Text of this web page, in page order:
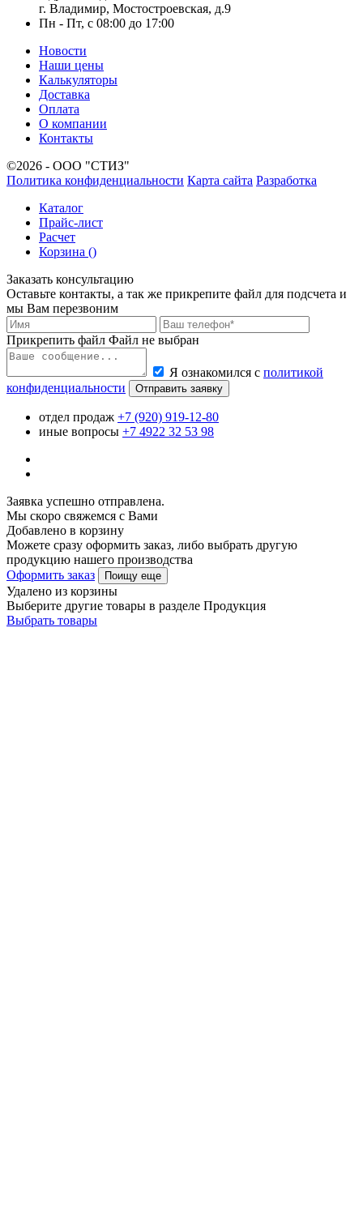
г. Владимир, Мостостроевская, д.9
Пн - Пт, с 08:00 до 17:00
Новости
Наши цены
Калькуляторы
Доставка
Оплата
О компании
Контакты
©2026 - ООО "СТИЗ"
Политика конфиденциальности Карта сайта Разработка
Каталог
Прайс-лист
Расчет
Корзина ()
Заказать консультацию
Оставьте контакты, а так же прикрепите файл для подсчета и
мы Вам перезвоним
Прикрепить файл Файл не выбран
Я ознакомился с политикой
конфиденциальности
Отправить заявку
отдел продаж +7 (920) 919-12-80
иные вопросы +7 4922 32 53 98
Заявка успешно отправлена.
Мы скоро свяжемся с Вами
Добавлено в корзину
Можете сразу оформить заказ, либо выбрать другую
продукцию нашего производства
Оформить заказ
Поищу еще
Удалено из корзины
Выберите другие товары в разделе Продукция
Выбрать товары